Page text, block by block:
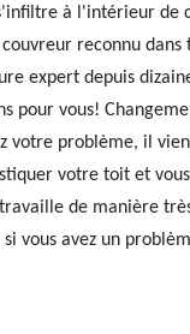
à l'intérieur de
reconnu dans
expert depuis
pour vous!
votre problème, il
votre toit et
de manière
vous avez un